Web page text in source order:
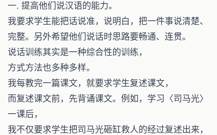
一. 提高他们说汉语的能力。
我要求学生能把话说准，说明白，把一件事说清楚、
完整。另外希望他们说话时思路要畅通、连贯。
说话训练其实是一种综合性的训练，
方式方法也多种多样。
我每教完一篇课文，就要求学生复述课文，
而复述课文前，先背诵课文。例如，学习〈司马光〉
一课后，
我不仅要求学生把司马光砸缸救人的经过复述出来，